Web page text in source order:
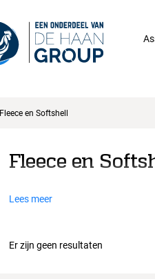
Fleece en Softshell
Fleece en
Lees meer
Er zijn geen resultaten